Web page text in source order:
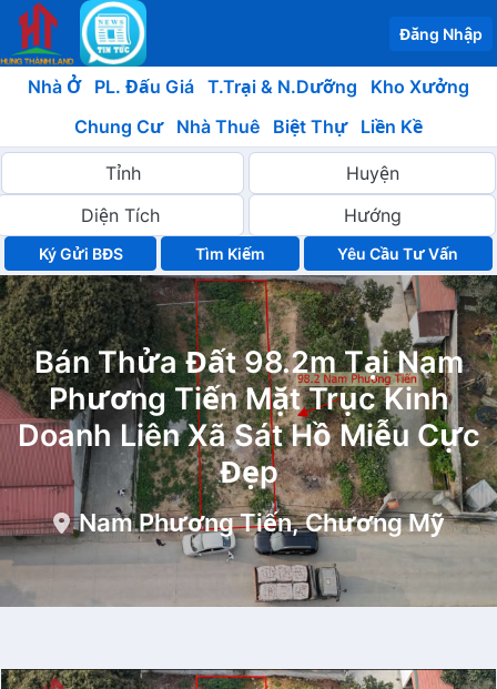
Đăng Nhập
Nhà Ở PL. Đấu Giá T.Trại & N.Dưỡng
Kho Xưởng
Chung Cư
Nhà Thuê Biệt Thự Liền Kề
Ký Gửi BĐS Yêu Cầu Tư Vấn
Bán Thửa Đất 98.2m Tại Nam
Phương Tiến Mặt Trục Kinh
Doanh Liên Xã Sát Hồ Miễu Cực
Đẹp
Nam Phương Tiến, Chương Mỹ